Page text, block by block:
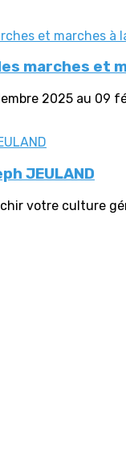
marches et
2025 au
JEULAND
votre culture